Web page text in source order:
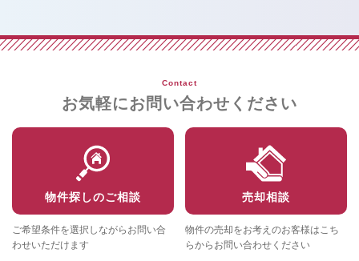
Contact
お気軽にお問い合わせください
物件探しのご相談
ご希望条件を選択しながらお問い合
わせいただけます
売却相談
物件の売却をお考えのお客様はこち
らからお問い合わせください